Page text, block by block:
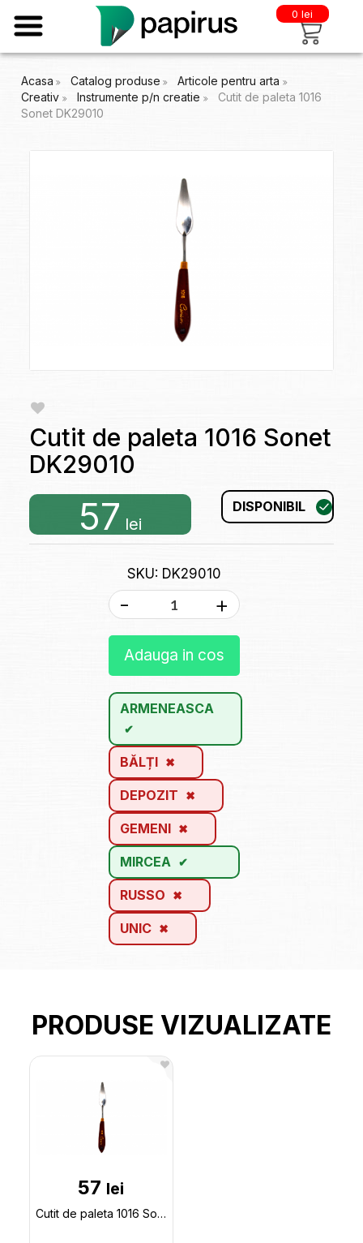
0 lei
Acasa Catalog produse
Articole pentru arta
Creativ
Instrumente p/n creatie
Cutit de paleta 1016
Sonet DK29010
Cutit de paleta 1016 Sonet
DK29010
57 lei
DISPONIBIL
SKU: DK29010
- +
Adauga in cos
ARMENEASCA
BĂLȚI
DEPOZIT
GEMENI
MIRCEA
RUSSO
UNIC
PRODUSE VIZUALIZATE
57 lei
Cutit de paleta 1016 Sonet DK29010